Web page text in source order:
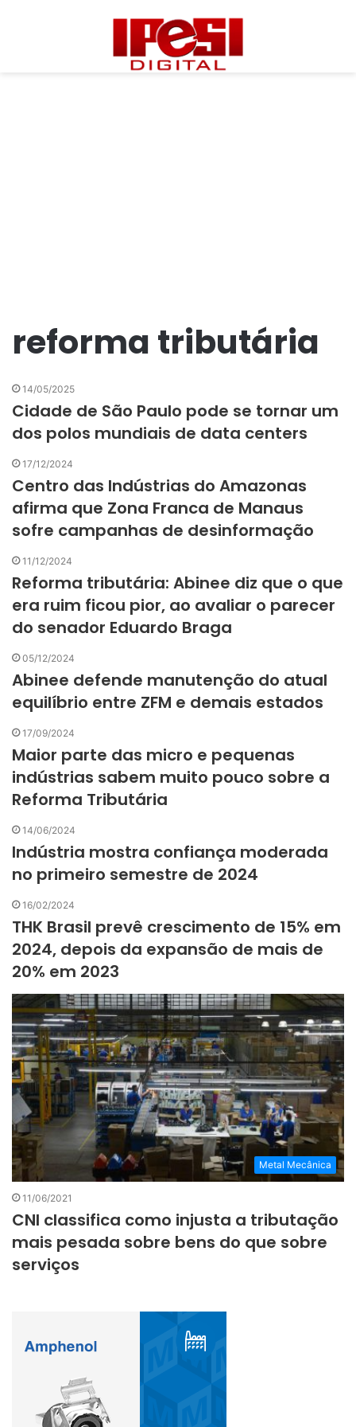
reforma tributária
14/05/2025
Cidade de São Paulo pode se tornar um
dos polos mundiais de data centers
17/12/2024
Centro das Indústrias do Amazonas
afirma que Zona Franca de Manaus
sofre campanhas de desinformação
11/12/2024
Reforma tributária: Abinee diz que o que
era ruim ficou pior, ao avaliar o parecer
do senador Eduardo Braga
05/12/2024
Abinee defende manutenção do atual
equilíbrio entre ZFM e demais estados
17/09/2024
Maior parte das micro e pequenas
indústrias sabem muito pouco sobre a
Reforma Tributária
14/06/2024
Indústria mostra confiança moderada
no primeiro semestre de 2024
16/02/2024
THK Brasil prevê crescimento de 15% em
2024, depois da expansão de mais de
20% em 2023
Metal Mecânica
11/06/2021
CNI classifica como injusta a tributação
mais pesada sobre bens do que sobre
serviços